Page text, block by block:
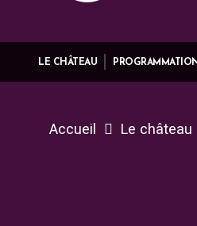
LE CHÂTEAU
Accueil Le château